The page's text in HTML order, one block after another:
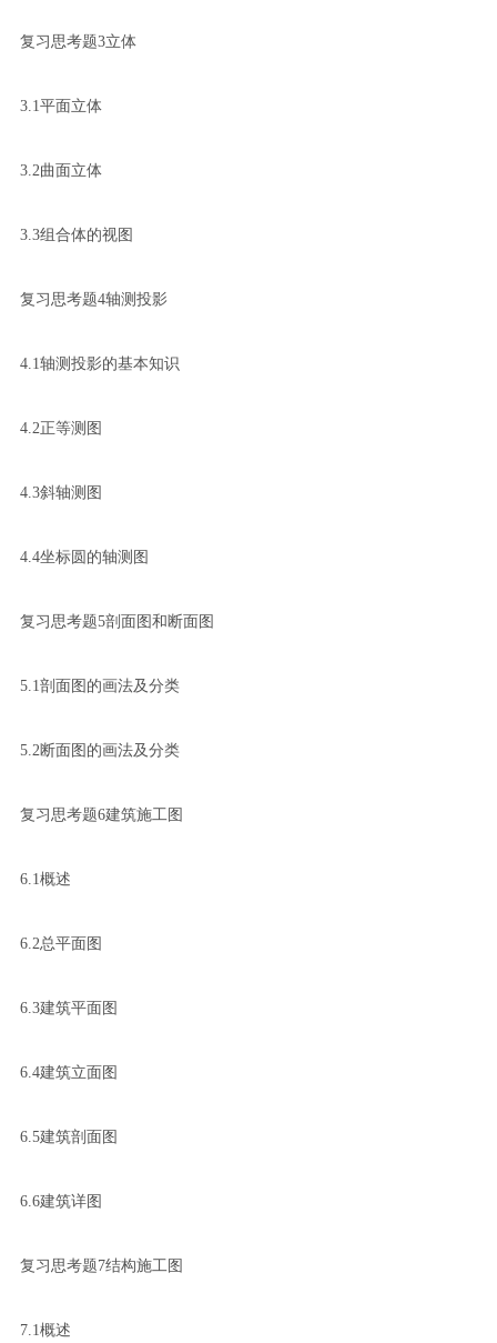
复习思考题3立体
3.1平面立体
3.2曲面立体
3.3组合体的视图
复习思考题4轴测投影
4.1轴测投影的基本知识
4.2正等测图
4.3斜轴测图
4.4坐标圆的轴测图
复习思考题5剖面图和断面图
5.1剖面图的画法及分类
5.2断面图的画法及分类
复习思考题6建筑施工图
6.1概述
6.2总平面图
6.3建筑平面图
6.4建筑立面图
6.5建筑剖面图
6.6建筑详图
复习思考题7结构施工图
7.1概述